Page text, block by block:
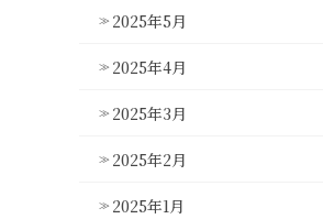
2025年5月
2025年4月
2025年3月
2025年2月
2025年1月